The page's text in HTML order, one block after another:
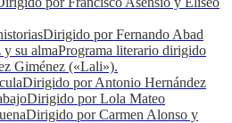
Dirigido por Fernando Abad
su almaPrograma literario dirigido
Giménez («Lali»).
Dirigido por Antonio Hernández
Dirigido por Lola Mateo
Dirigido por Carmen Alonso y